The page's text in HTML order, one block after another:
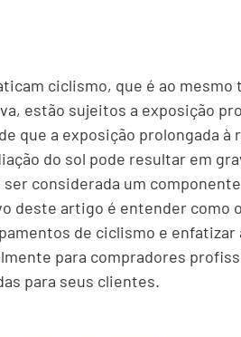
ciclismo, que é ao mesmo
estão sujeitos a exposição
que a exposição prolongada à
do sol pode resultar em
ser considerada um
deste artigo é entender como
de ciclismo e
para compradores
para seus clientes.